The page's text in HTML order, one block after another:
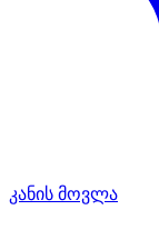
კანის მოვლა